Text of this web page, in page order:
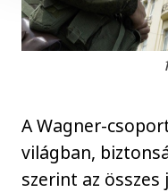
A Wagner-
világban,
szerint az